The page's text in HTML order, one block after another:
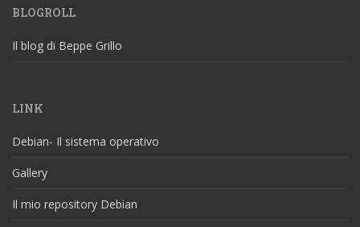
BLOGROLL
Il blog di Beppe Grillo
LINK
Debian- Il sistema operativo
Gallery
Il mio repository Debian